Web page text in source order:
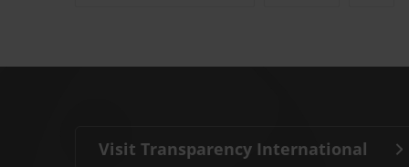
Visit Transparency International